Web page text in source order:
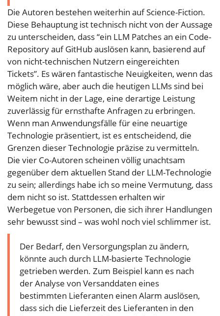
Die Autoren bestehen weiterhin auf Science-Fiction.
Diese Behauptung ist technisch nicht von der Aussage
zu unterscheiden, dass “ein LLM Patches an ein Code-
Repository auf GitHub auslösen kann, basierend auf
von nicht-technischen Nutzern eingereichten
Tickets”. Es wären fantastische Neuigkeiten, wenn das
möglich wäre, aber auch die heutigen LLMs sind bei
Weitem nicht in der Lage, eine derartige Leistung
zuverlässig für ernsthafte Anfragen zu erbringen.
Wenn man Anwendungsfälle für eine neuartige
Technologie präsentiert, ist es entscheidend, die
Grenzen dieser Technologie präzise zu vermitteln.
Die vier Co-Autoren scheinen völlig unachtsam
gegenüber dem aktuellen Stand der LLM-Technologie
zu sein; allerdings habe ich so meine Vermutung, dass
dem nicht so ist. Stattdessen erhalten wir
Werbegetue von Personen, die sich ihrer Handlungen
sehr bewusst sind – was wohl noch viel schlimmer ist.
Der Bedarf, den Versorgungsplan zu ändern,
könnte auch durch LLM-basierte Technologie
getrieben werden. Zum Beispiel kann es nach
der Analyse von Versanddaten eines
bestimmten Lieferanten einen Alarm auslösen,
dass sich die Lieferzeit des Lieferanten in den